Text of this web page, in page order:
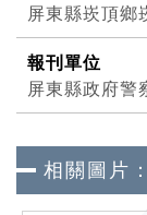
屏東縣崁頂鄉
報刊單位
屏東縣政府警
相關圖片：